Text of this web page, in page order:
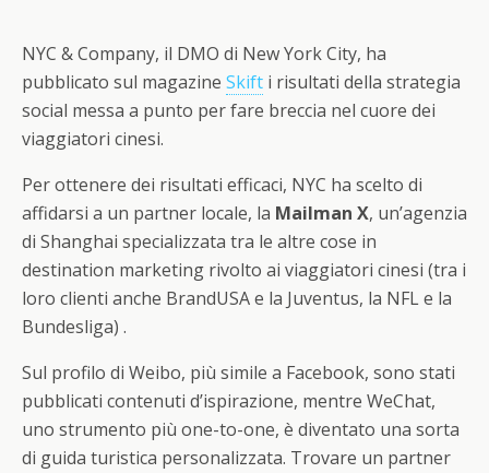
NYC & Company, il DMO di New York City, ha
pubblicato sul magazine Skift i risultati della strategia
social messa a punto per fare breccia nel cuore dei
viaggiatori cinesi.
Per ottenere dei risultati efficaci, NYC ha scelto di
affidarsi a un partner locale, la Mailman X, un’agenzia
di Shanghai specializzata tra le altre cose in
destination marketing rivolto ai viaggiatori cinesi (tra i
loro clienti anche BrandUSA e la Juventus, la NFL e la
Bundesliga) .
Sul profilo di Weibo, più simile a Facebook, sono stati
pubblicati contenuti d’ispirazione, mentre WeChat,
uno strumento più one-to-one, è diventato una sorta
di guida turistica personalizzata. Trovare un partner